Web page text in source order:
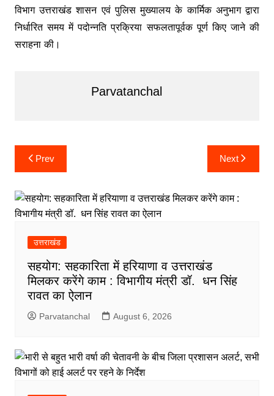
विभाग उत्तराखंड शासन एवं पुलिस मुख्यालय के कार्मिक अनुभाग द्वारा
निर्धारित समय में पदोन्नति प्रक्रिया सफलतापूर्वक पूर्ण किए जाने की
सराहना की।
Parvatanchal
Post
navigation
Prev Next
उत्तराखंड
सहयोग: सहकारिता में हरियाणा व उत्तराखंड
मिलकर करेंगे काम : विभागीय मंत्री डॉ. धन सिंह
रावत का ऐलान
Parvatanchal August 6, 2026